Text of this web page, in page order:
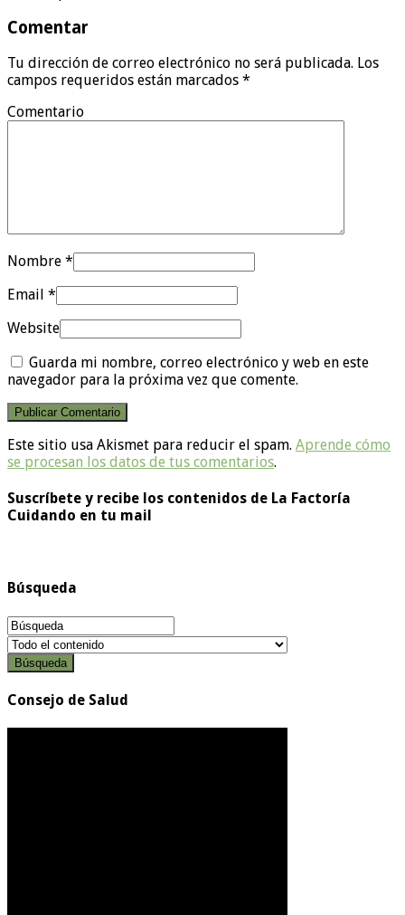
Comentar
Tu dirección de correo electrónico no será publicada. Los
campos requeridos están marcados *
Comentario
Nombre *
Email *
Website
Guarda mi nombre, correo electrónico y web en este
navegador para la próxima vez que comente.
Este sitio usa Akismet para reducir el spam. Aprende cómo
se procesan los datos de tus comentarios.
Suscríbete y recibe los contenidos de La Factoría
Cuidando en tu mail
Búsqueda
Búsqueda
Consejo de Salud